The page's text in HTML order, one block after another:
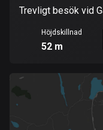
115 rutter
1 rutt
Estland
Trevligt besök vid
Höjdskillnad
52 m